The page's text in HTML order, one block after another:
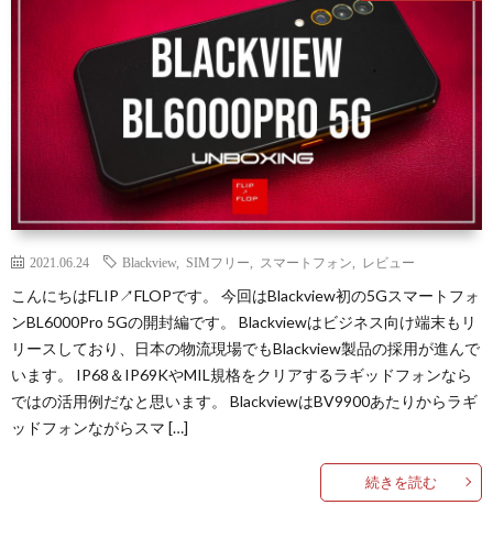
2021.06.24 Blackview, SIMフリー スマートフォン レビュー
こんにちはFLIP↗FLOPです。 今回はBlackview初の5Gスマートフォ
ンBL6000Pro 5Gの開封編です。 Blackviewはビジネス向け端末もリ
リースしており、日本の物流現場でもBlackview製品の採用が進んで
います。 IP68＆IP69KやMIL規格をクリアするラギッドフォンなら
ではの活用例だなと思います。 BlackviewはBV9900あたりからラギ
ッドフォンながらスマ […]
続きを読む